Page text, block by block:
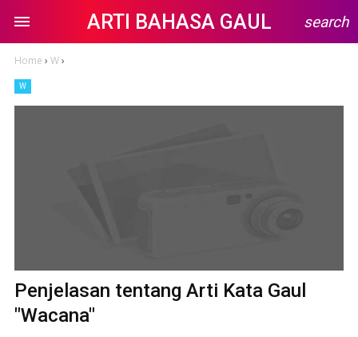
ARTI BAHASA GAUL search
Home › W›
W
Penjelasan tentang Arti Kata Gaul
"Wacana"